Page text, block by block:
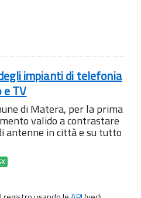
impianti di telefonia
TV
di Matera, per la prima
valido a contrastare
antenne in città e su tutto